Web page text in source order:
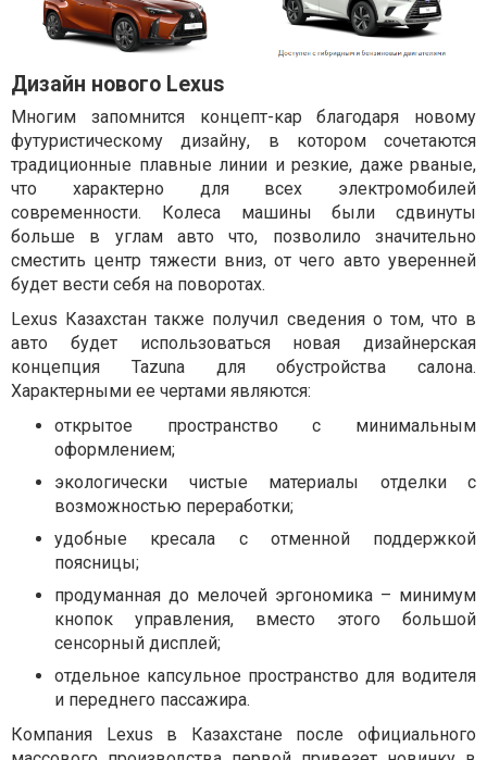
Дизайн нового Lexus
Многим запомнится концепт-кар благодаря новому
футуристическому дизайну, в котором сочетаются
традиционные плавные линии и резкие, даже рваные,
что характерно для всех электромобилей
современности. Колеса машины были сдвинуты
больше в углам авто что, позволило значительно
сместить центр тяжести вниз, от чего авто уверенней
будет вести себя на поворотах.
Lexus Казахстан также получил сведения о том, что в
авто будет использоваться новая дизайнерская
концепция Tazuna для обустройства салона.
Характерными ее чертами являются:
открытое пространство с минимальным
оформлением;
экологически чистые материалы отделки с
возможностью переработки;
удобные кресала с отменной поддержкой
поясницы;
продуманная до мелочей эргономика – минимум
кнопок управления, вместо этого большой
сенсорный дисплей;
отдельное капсульное пространство для водителя
и переднего пассажира.
Компания Lexus в Казахстане после официального